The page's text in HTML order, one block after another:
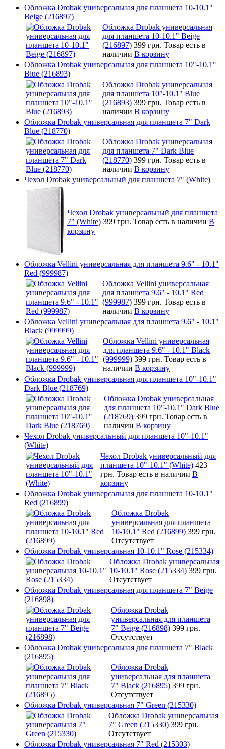
Обложка Drobak универсальная для планшета 10-10.1"
Beige (216897)
Обложка Drobak универсальная
для планшета 10-10.1" Beige
(216897) 399 грн. Товар есть в
наличии В корзину
Обложка Drobak универсальная для планшета 10"-10.1"
Blue (216893)
Обложка Drobak универсальная
для планшета 10"-10.1" Blue
(216893) 399 грн. Товар есть в
наличии В корзину
Обложка Drobak универсальная для планшета 7" Dark
Blue (218770)
Обложка Drobak универсальная
для планшета 7" Dark Blue
(218770) 399 грн. Товар есть в
наличии В корзину
Чехол Drobak универсальный для планшета 7" (White)
Чехол Drobak универсальный для планшета
7" (White) 399 грн. Товар есть в наличии В
корзину
Обложка Vellini универсальная для планшета 9.6" - 10.1"
Red (999987)
Обложка Vellini универсальная
для планшета 9.6" - 10.1" Red
(999987) 399 грн. Товар есть в
наличии В корзину
Обложка Vellini универсальная для планшета 9.6" - 10.1"
Black (999999)
Обложка Vellini универсальная
для планшета 9.6" - 10.1" Black
(999999) 399 грн. Товар есть в
наличии В корзину
Обложка Drobak универсальная для планшета 10"-10.1"
Dark Blue (218769)
Обложка Drobak универсальная
для планшета 10"-10.1" Dark Blue
(218769) 399 грн. Товар есть в
наличии В корзину
Чехол Drobak универсальный для планшета 10"-10.1"
(White)
Чехол Drobak универсальный для
планшета 10"-10.1" (White) 423
грн. Товар есть в наличии В
корзину
Обложка Drobak универсальная для планшета 10-10.1"
Red (216899)
Обложка Drobak
универсальная для планшета
10-10.1" Red (216899) 399 грн.
Отсутствует
Обложка Drobak универсальная 10-10.1" Rose (215334)
Обложка Drobak универсальная
10-10.1" Rose (215334) 399 грн.
Отсутствует
Обложка Drobak универсальная для планшета 7" Beige
(216898)
Обложка Drobak
универсальная для планшета
7" Beige (216898) 399 грн.
Отсутствует
Обложка Drobak универсальная для планшета 7" Black
(216895)
Обложка Drobak
универсальная для планшета
7" Black (216895) 399 грн.
Отсутствует
Обложка Drobak универсальная 7" Green (215330)
Обложка Drobak универсальная
7" Green (215330) 399 грн.
Отсутствует
Обложка Drobak универсальная 7" Red (215303)